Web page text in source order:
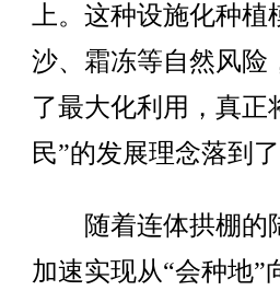
上。这种设施化种
沙、霜冻等自然风险
了最大化利用，真正
民”的发展理念落到了
随着连体拱棚的
加速实现从“会种地”